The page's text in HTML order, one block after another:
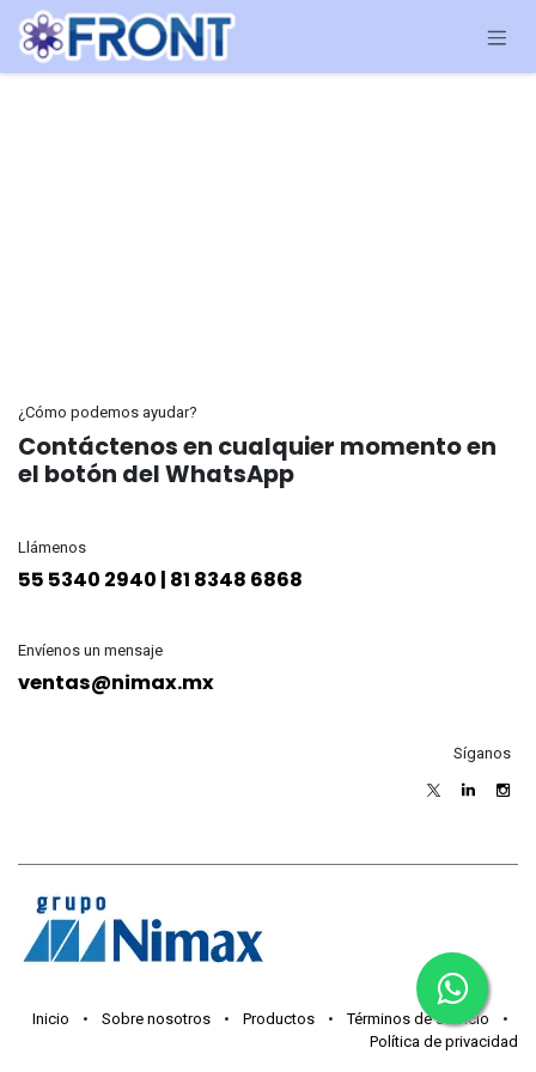
Ir al contenido
¿Cómo podemos ayudar?
Contáctenos en cualquier momento en
el botón del WhatsApp
Llámenos
55 5340 2940 | 81 8348 6868
Envíenos un mensaje
ventas@nimax.mx
Síganos
Inicio • Sobre nosotros • Productos • Términos de servicio
•
Política de privacidad